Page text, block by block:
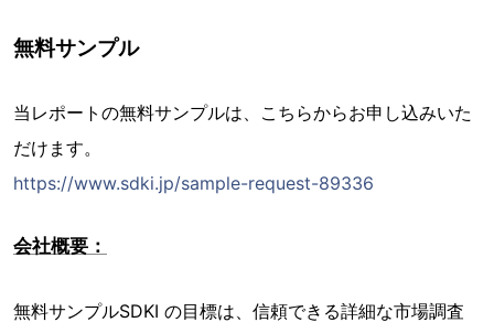
無料サンプル
当レポートの無料サンプルは、こちらからお申し込みいた
だけます。
https://www.sdki.jp/sample-request-89336
会社概要：
無料サンプルSDKI の目標は、信頼できる詳細な市場調査